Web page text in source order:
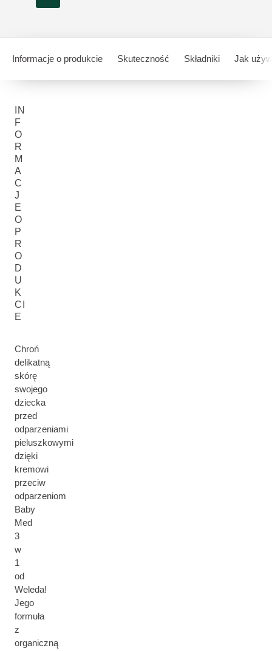
Informacje o produkcie Skuteczność Składniki Jak
IN
F
O
R
M
A
C
J
E
O
P
R
O
D
U
K
CI
E
Chroń
delikatną
skórę
swojego
dziecka
przed
odparzeniami
pieluszkowymi
dzięki
kremowi
przeciw
odparzeniom
Baby
Med
3
w
1
od
Weleda!
Jego
formuła
z
organiczną